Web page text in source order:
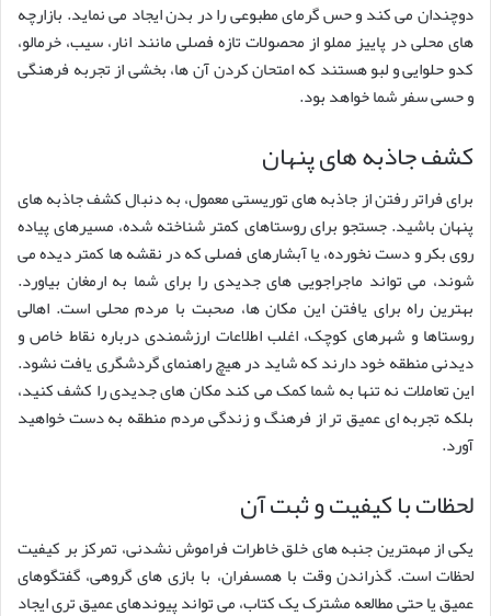
دوچندان می کند و حس گرمای مطبوعی را در بدن ایجاد می نماید. بازارچه
های محلی در پاییز مملو از محصولات تازه فصلی مانند انار، سیب، خرمالو،
کدو حلوایی و لبو هستند که امتحان کردن آن ها، بخشی از تجربه فرهنگی
و حسی سفر شما خواهد بود.
کشف جاذبه های پنهان
برای فراتر رفتن از جاذبه های توریستی معمول، به دنبال کشف جاذبه های
پنهان باشید. جستجو برای روستاهای کمتر شناخته شده، مسیرهای پیاده
روی بکر و دست نخورده، یا آبشارهای فصلی که در نقشه ها کمتر دیده می
شوند، می تواند ماجراجویی های جدیدی را برای شما به ارمغان بیاورد.
بهترین راه برای یافتن این مکان ها، صحبت با مردم محلی است. اهالی
روستاها و شهرهای کوچک، اغلب اطلاعات ارزشمندی درباره نقاط خاص و
دیدنی منطقه خود دارند که شاید در هیچ راهنمای گردشگری یافت نشود.
این تعاملات نه تنها به شما کمک می کند مکان های جدیدی را کشف کنید،
بلکه تجربه ای عمیق تر از فرهنگ و زندگی مردم منطقه به دست خواهید
آورد.
لحظات با کیفیت و ثبت آن
یکی از مهمترین جنبه های خلق خاطرات فراموش نشدنی، تمرکز بر کیفیت
لحظات است. گذراندن وقت با همسفران، با بازی های گروهی، گفتگوهای
عمیق یا حتی مطالعه مشترک یک کتاب، می تواند پیوندهای عمیق تری ایجاد